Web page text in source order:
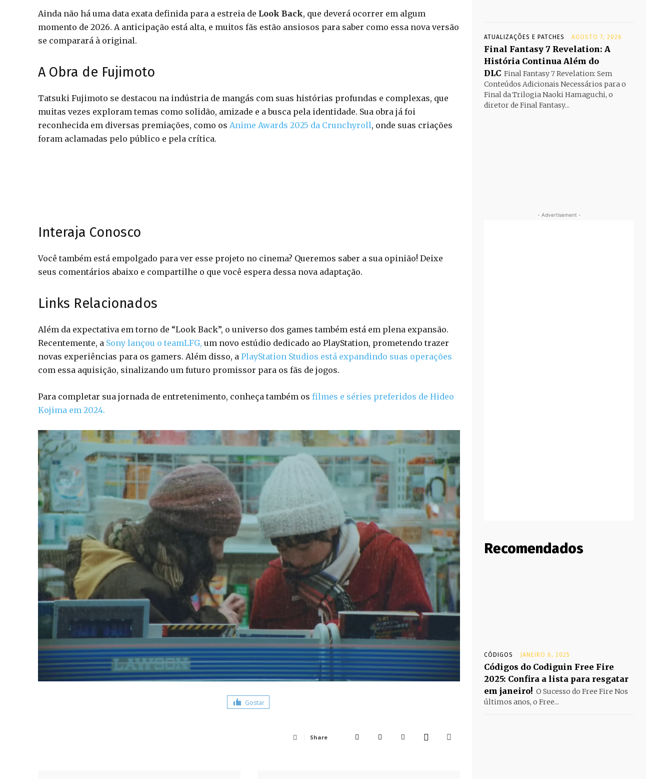
Ainda não há uma data exata definida para a estreia de Look Back, que deverá ocorrer em algum
momento de 2026. A anticipação está alta, e muitos fãs estão ansiosos para saber como essa nova versão
se comparará à original.
A Obra de Fujimoto
Tatsuki Fujimoto se destacou na indústria de mangás com suas histórias profundas e complexas, que
muitas vezes exploram temas como solidão, amizade e a busca pela identidade. Sua obra já foi
reconhecida em diversas premiações, como os Anime Awards 2025 da Crunchyroll, onde suas criações
foram aclamadas pelo público e pela crítica.
Interaja Conosco
Você também está empolgado para ver esse projeto no cinema? Queremos saber a sua opinião! Deixe
seus comentários abaixo e compartilhe o que você espera dessa nova adaptação.
Links Relacionados
Além da expectativa em torno de “Look Back”, o universo dos games também está em plena expansão.
Recentemente, a Sony lançou o teamLFG, um novo estúdio dedicado ao PlayStation, prometendo trazer
novas experiências para os gamers. Além disso, a PlayStation Studios está expandindo suas operações
com essa aquisição, sinalizando um futuro promissor para os fãs de jogos.
Para completar sua jornada de entretenimento, conheça também os filmes e séries preferidos de Hideo
Kojima em 2024.
Gostar
Share
ATUALIZAÇÕES E PATCHES AGOSTO 7, 2026
Final Fantasy 7 Revelation: A
História Continua Além do
DLC Final Fantasy 7 Revelation: Sem
Conteúdos Adicionais Necessários para o
Final da Trilogia Naoki Hamaguchi, o
diretor de Final Fantasy...
- Advertisement -
Recomendados
CÓDIGOS JANEIRO 6, 2025
Códigos do Codiguin Free Fire
2025: Confira a lista para resgatar
em janeiro! O Sucesso do Free Fire Nos
últimos anos, o Free...